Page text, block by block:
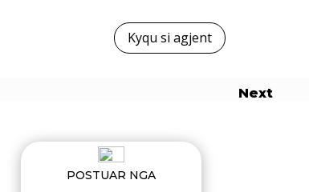
Kyqu si agjent
Next
POSTUAR NGA